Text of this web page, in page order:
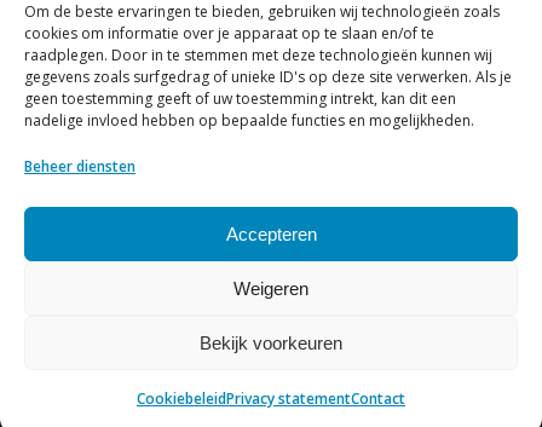
Om de beste ervaringen te bieden, gebruiken wij technologieën zoals
cookies om informatie over je apparaat op te slaan en/of te
raadplegen. Door in te stemmen met deze technologieën kunnen wij
gegevens zoals surfgedrag of unieke ID's op deze site verwerken. Als je
geen toestemming geeft of uw toestemming intrekt, kan dit een
nadelige invloed hebben op bepaalde functies en mogelijkheden.
Beheer diensten
Accepteren
Weigeren
Bekijk voorkeuren
CookiebeleidPrivacy statementContact
Ik geef hierbij toestemming om mijn gegevens te
verwerken conform het Privacy statement.
Privacy statement